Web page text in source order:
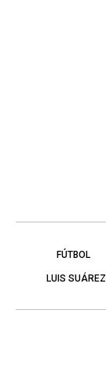
FÚTBOL
LUIS SUÁREZ